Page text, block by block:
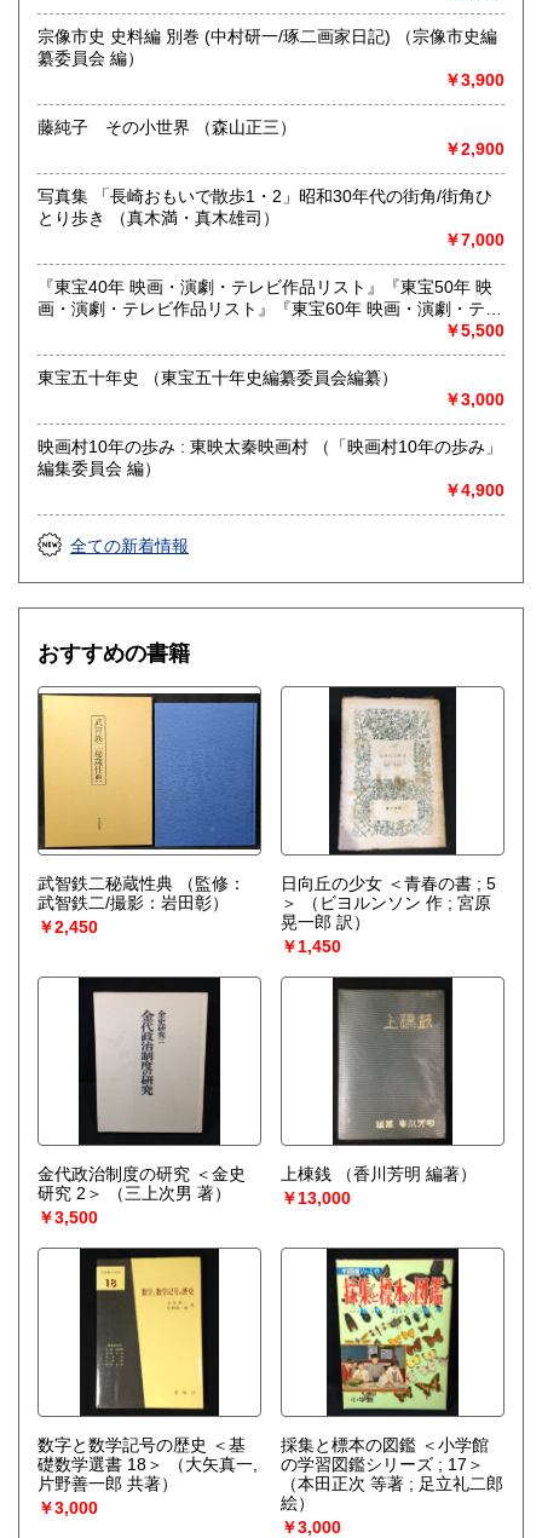
◆捨てる前に、まずご相談を！
最寄駅：高宮駅 バス停(寺塚、長住二丁目)
営業時間：13:00-18:00
書籍の買取について
◆人文科学・文藝・芸術・自然科学・社会科学などの専門書
史料・アイドルなどなどまで幅広く買い取ります。
◆大量の本の処分、不動産処分に伴う大量のモノの処分も併
◆福岡近郊はもちろん、大量の場合は九州一円・山口まで出
取り扱い分野
哲学宗教、歴史、社会科学、自然科学、美術工芸、外国文
学、サブカルチャー
アイドル・芸能誌
宗像市史 史料編 別巻 (中村研一/琢二画家日記) （宗像市史編
纂委員会 編）
￥3,900
藤純子 その小世界 （森山正三）
￥2,900
写真集 「長崎おもいで散歩1・2」昭和30年代の街角/街角ひ
とり歩き （真木満・真木雄司）
￥7,000
『東宝40年 映画・演劇・テレビ作品リスト』『東宝50年 映
画・演劇・テレビ作品リスト』『東宝60年 映画・演劇・テレ
￥5,500
東宝五十年史 （東宝五十年史編纂委員会編纂）
￥3,000
映画村10年の歩み : 東映太秦映画村 （「映画村10年の歩み」
編集委員会 編）
￥4,900
全ての新着情報
おすすめの書籍
武智鉄二秘蔵性典
（監修：
武智鉄二/撮影：岩田彰）
￥2,450
日向丘の少女 ＜青春の書 ; 5
＞
（ビヨルンソン 作 ; 宮原
晃一郎 訳）
￥1,450
金代政治制度の研究 ＜金史
研究 2＞
（三上次男 著）
￥3,500
上棟銭
（香川芳明 編著）
￥13,000
数字と数学記号の歴史 ＜基
礎数学選書 18＞
（大矢真一,
片野善一郎 共著）
￥3,000
採集と標本の図鑑 ＜小学館
の学習図鑑シリーズ ; 17＞
（本田正次 等著 ; 足立礼二郎
絵）
￥3,000